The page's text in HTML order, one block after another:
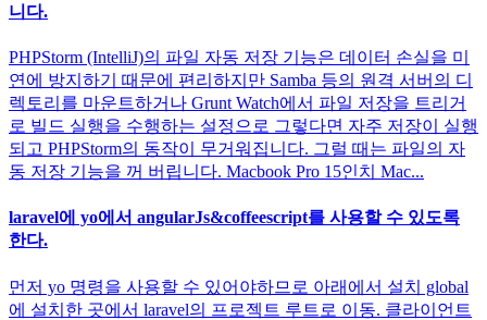
니다.
PHPStorm (IntelliJ)의 파일 자동 저장 기능은 데이터 손실을 미
연에 방지하기 때문에 편리하지만 Samba 등의 원격 서버의 디
렉토리를 마운트하거나 Grunt Watch에서 파일 저장을 트리거
로 빌드 실행을 수행하는 설정으로 그렇다면 자주 저장이 실행
되고 PHPStorm의 동작이 무거워집니다. 그럴 때는 파일의 자
동 저장 기능을 꺼 버립니다. Macbook Pro 15인치 Mac...
laravel에 yo에서 angularJs&coffeescript를 사용할 수 있도록
한다.
먼저 yo 명령을 사용할 수 있어야하므로 아래에서 설치 global
에 설치한 곳에서 laravel의 프로젝트 루트로 이동. 클라이언트